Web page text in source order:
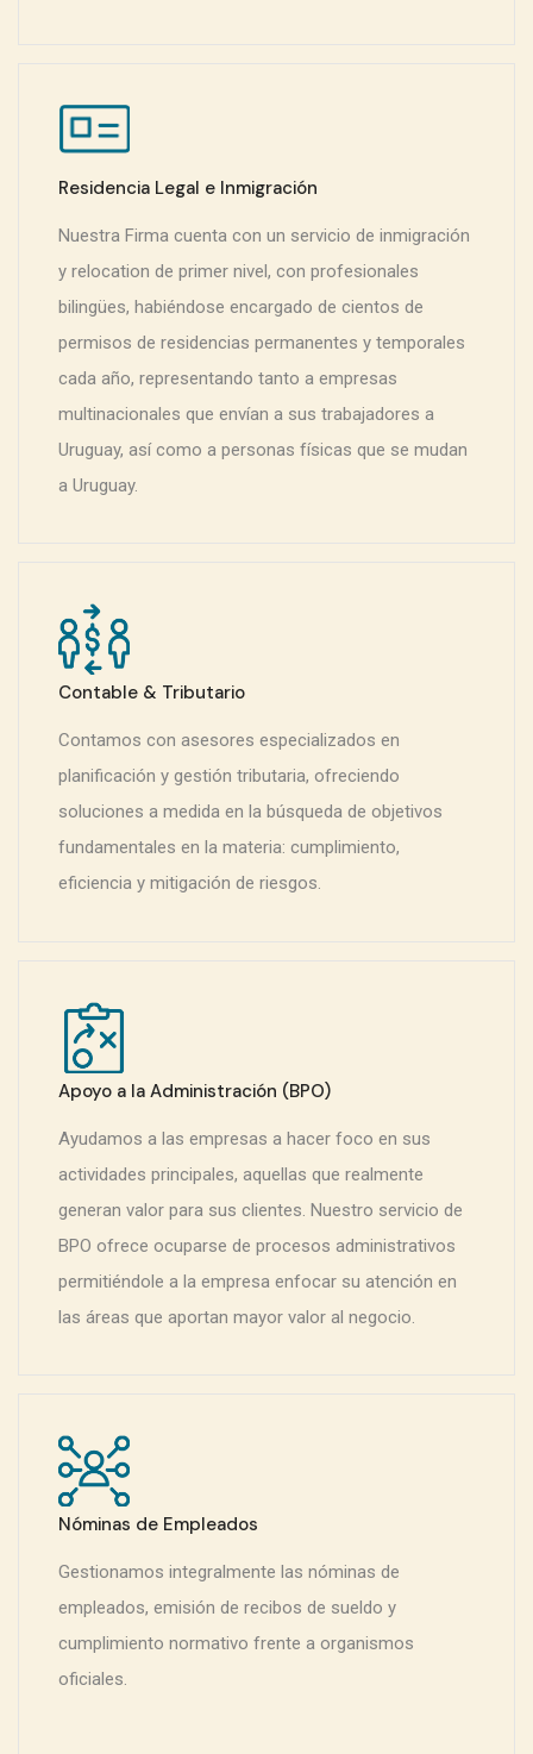
Residencia Legal e Inmigración
Nuestra Firma cuenta con un servicio de inmigración
y relocation de primer nivel, con profesionales
bilingües, habiéndose encargado de cientos de
permisos de residencias permanentes y temporales
cada año, representando tanto a empresas
multinacionales que envían a sus trabajadores a
Uruguay, así como a personas físicas que se mudan
a Uruguay.
Contable & Tributario
Contamos con asesores especializados en
planificación y gestión tributaria, ofreciendo
soluciones a medida en la búsqueda de objetivos
fundamentales en la materia: cumplimiento,
eficiencia y mitigación de riesgos.
Apoyo a la Administración (BPO)
Ayudamos a las empresas a hacer foco en sus
actividades principales, aquellas que realmente
generan valor para sus clientes. Nuestro servicio de
BPO ofrece ocuparse de procesos administrativos
permitiéndole a la empresa enfocar su atención en
las áreas que aportan mayor valor al negocio.
Nóminas de Empleados
Gestionamos integralmente las nóminas de
empleados, emisión de recibos de sueldo y
cumplimiento normativo frente a organismos
oficiales.